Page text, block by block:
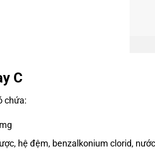
C
chứa:
hệ đệm, benzalkonium clorid,